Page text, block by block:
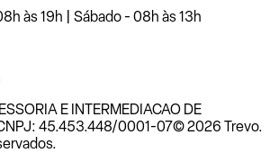
às 19h | Sábado - 08h às 13h
E INTERMEDIACAO DE
45.453.448/0001-07© 2026 Trevo.